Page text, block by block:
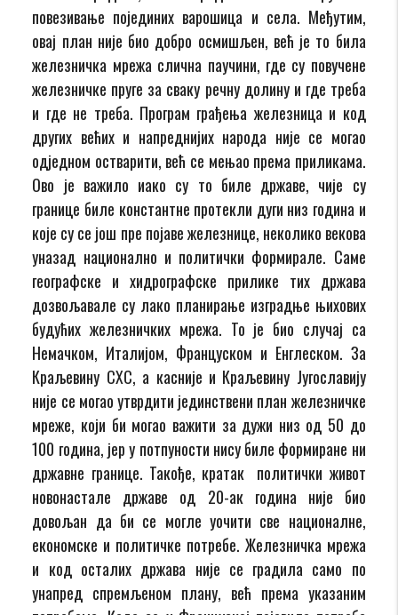
повезивање појединих варошица и села. Међутим,
овај план није био добро осмишљен, већ је то била
железничка мрежа слична паучини, где су повучене
железничке пруге за сваку речну долину и где треба
и где не треба. Програм грађења железница и код
других већих и напреднијих народа није се могао
одједном остварити, већ се мењао према приликама.
Ово је важило иако су то биле државе, чије су
границе биле константне протекли дуги низ година и
које су се још пре појаве железнице, неколико векова
уназад национално и политички формирале. Саме
географске и хидрографске прилике тих држава
дозвољавале су лако планирање изградње њихових
будућих железничких мрежа. То је био случај са
Немачком, Италијом, Француском и Енглеском. За
Краљевину СХС, а касније и Краљевину Југославију
није се могао утврдити јединствени план железничке
мреже, који би могао важити за дужи низ од 50 до
100 година, јер у потпуности нису биле формиране ни
државне границе. Такође, кратак политички живот
новонастале државе од 20-ак година није био
довољан да би се могле уочити све националне,
економске и политичке потребе. Железничка мрежа
и код осталих држава није се градила само по
унапред спремљеном плану, већ према указаним